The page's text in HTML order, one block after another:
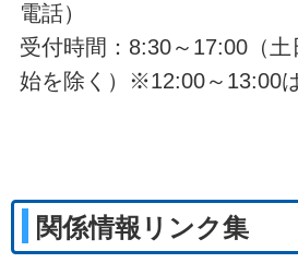
電話）
受付時間：8:30～17:00（
始を除く）※12:00～13:00
関係情報リンク集